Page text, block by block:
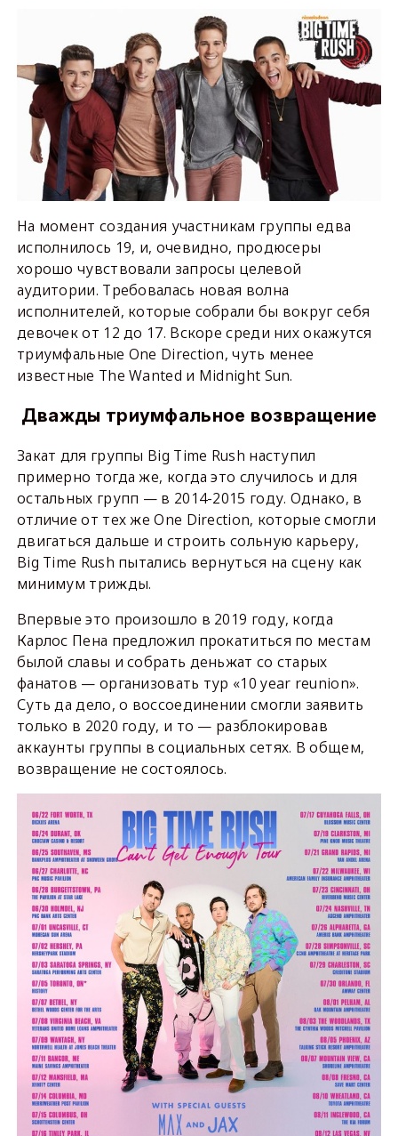
На момент создания участникам группы едва
исполнилось 19, и, очевидно, продюсеры
хорошо чувствовали запросы целевой
аудитории. Требовалась новая волна
исполнителей, которые собрали бы вокруг себя
девочек от 12 до 17. Вскоре среди них окажутся
триумфальные One Direction, чуть менее
известные The Wanted и Midnight Sun.
Дважды триумфальное возвращение
Закат для группы Big Time Rush наступил
примерно тогда же, когда это случилось и для
остальных групп — в 2014-2015 году. Однако, в
отличие от тех же One Direction, которые смогли
двигаться дальше и строить сольную карьеру,
Big Time Rush пытались вернуться на сцену как
минимум трижды.
Впервые это произошло в 2019 году, когда
Карлос Пена предложил прокатиться по местам
былой славы и собрать деньжат со старых
фанатов — организовать тур «10 year reunion».
Суть да дело, о воссоединении смогли заявить
только в 2020 году, и то — разблокировав
аккаунты группы в социальных сетях. В общем,
возвращение не состоялось.